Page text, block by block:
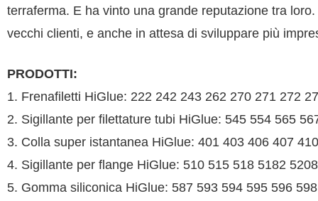
terraferma. E ha vinto una grande reputazione tra
vecchi clienti, e anche in attesa di sviluppare più
PRODOTTI:
1. Frenafiletti HiGlue: 222 242 243 262 270 271 272
2. Sigillante per filettature tubi HiGlue: 545 554 565
3. Colla super istantanea HiGlue: 401 403 406 407
4. Sigillante per flange HiGlue: 510 515 518 5182
5. Gomma siliconica HiGlue: 587 593 594 595 596